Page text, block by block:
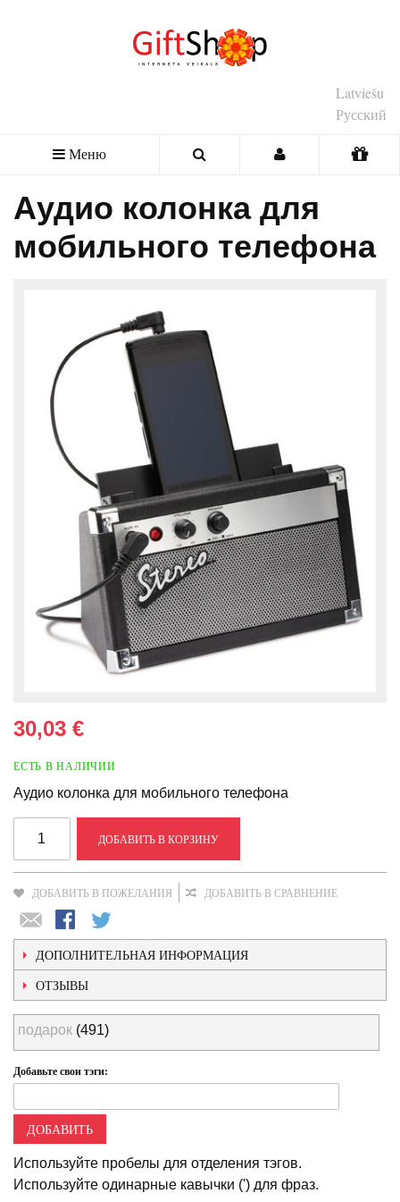
Latviešu
Русский
Меню
Аудио колонка для
мобильного телефона
30,03 €
ЕСТЬ В НАЛИЧИИ
Аудио колонка для мобильного телефона
ДОБАВИТЬ В КОРЗИНУ
ДОБАВИТЬ В ПОЖЕЛАНИЯ ДОБАВИТЬ В СРАВНЕНИЕ
ДОПОЛНИТЕЛЬНАЯ ИНФОРМАЦИЯ
ОТЗЫВЫ
подарок (491)
Добавьте свои тэги:
ДОБАВИТЬ
Используйте пробелы для отделения тэгов.
Используйте одинарные кавычки (') для фраз.